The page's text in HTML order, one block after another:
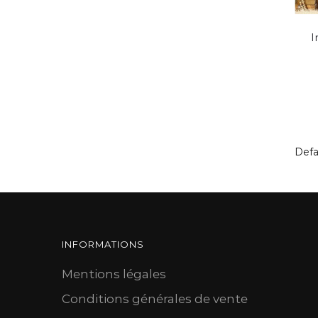
INFORMATIONS
Mentions légales
Conditions générales de vente